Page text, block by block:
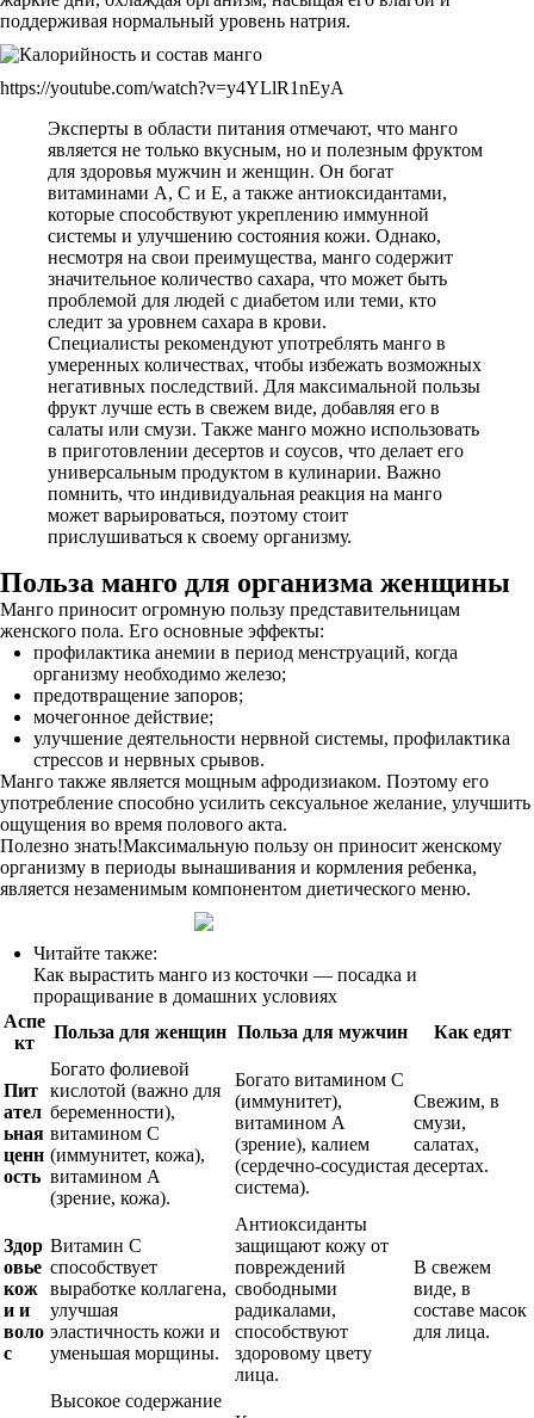
поддерживая нормальный уровень натрия.
https://youtube.com/watch?v=y4YLlR1nEyA
Эксперты в области питания отмечают, что манго
является не только вкусным, но и полезным фруктом
для здоровья мужчин и женщин. Он богат
витаминами A, C и E, а также антиоксидантами,
которые способствуют укреплению иммунной
системы и улучшению состояния кожи. Однако,
несмотря на свои преимущества, манго содержит
значительное количество сахара, что может быть
проблемой для людей с диабетом или теми, кто
следит за уровнем сахара в крови.
Специалисты рекомендуют употреблять манго в
умеренных количествах, чтобы избежать возможных
негативных последствий. Для максимальной пользы
фрукт лучше есть в свежем виде, добавляя его в
салаты или смузи. Также манго можно использовать
в приготовлении десертов и соусов, что делает его
универсальным продуктом в кулинарии. Важно
помнить, что индивидуальная реакция на манго
может варьироваться, поэтому стоит
прислушиваться к своему организму.
Польза манго для организма женщины
Манго приносит огромную пользу представительницам
женского пола. Его основные эффекты:
профилактика анемии в период менструаций, когда
организму необходимо железо;
предотвращение запоров;
мочегонное действие;
улучшение деятельности нервной системы, профилактика
стрессов и нервных срывов.
Манго также является мощным афродизиаком. Поэтому его
употребление способно усилить сексуальное желание, улучшить
ощущения во время полового акта.
Полезно знать!Максимальную пользу он приносит женскому
организму в периоды вынашивания и кормления ребенка,
является незаменимым компонентом диетического меню.
Читайте также:
Как вырастить манго из косточки — посадка и
проращивание в домашних условиях
Аспе
кт
Польза для женщин Польза для мужчин Как едят
Пит
ател
ьная
ценн
ость
Богато фолиевой
кислотой (важно для
беременности),
витамином С
(иммунитет, кожа),
витамином А
(зрение, кожа).
Богато витамином С
(иммунитет),
витамином А
(зрение), калием
(сердечно-сосудистая
система).
Свежим, в
смузи,
салатах,
десертах.
Здор
овье
кож
и и
воло
с
Витамин С
способствует
выработке коллагена,
улучшая
эластичность кожи и
уменьшая морщины.
Антиоксиданты
защищают кожу от
повреждений
свободными
радикалами,
способствуют
здоровому цвету
лица.
В свежем
виде, в
составе масок
для лица.
Высокое содержание